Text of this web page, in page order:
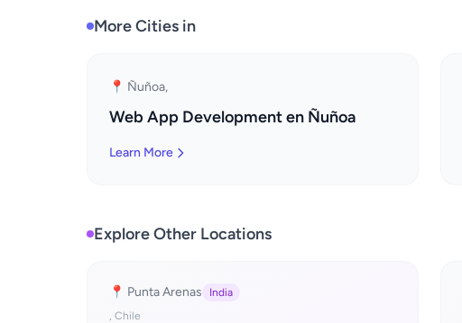
More Cities in
📍 Ñuñoa,
Web App Development en Ñuñoa
Learn More
Explore Other Locations
📍 Punta Arenas
India
, Chile